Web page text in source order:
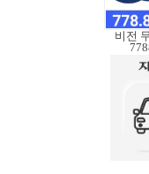
비전